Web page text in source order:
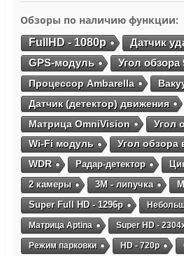
Обзоры по наличию функции:
FullHD - 1080p
Датчик
GPS-модуль
Угол обзора
Процессор Ambarella
Датчик (детектор) движения
Матрица OmniVision
Угол
Wi-Fi модуль
Угол обзора
WDR
Радар-детектор
2 камеры
3М - липучка
Super Full HD - 1296p
Матрица Aptina Super HD -
Режим парковки HD - 720p